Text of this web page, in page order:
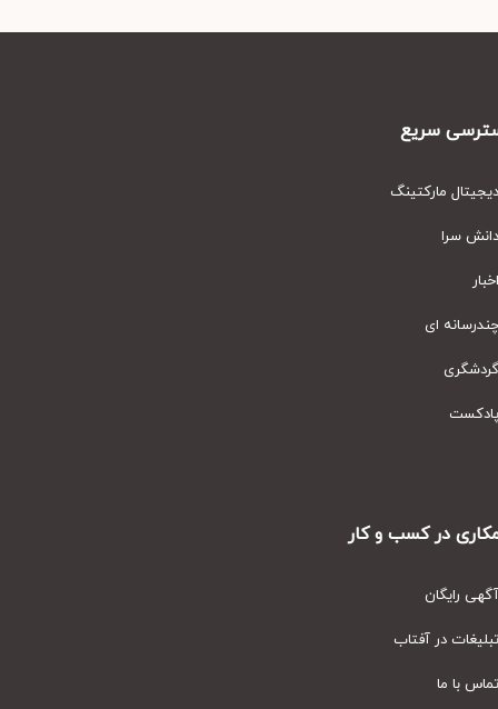
سریع
مارکتینگ
سرا
ای
در کسب و کار
رایگان
در آفتاب
با ما